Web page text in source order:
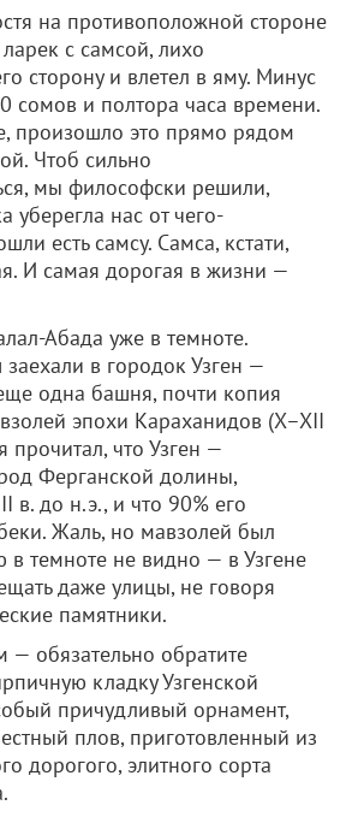
на противоположной стороне
с самсой, лихо
сторону и влетел в яму. Минус
сомов и полтора часа времени.
произошло это прямо рядом
Чтоб сильно
мы философски решили,
уберегла нас от чего-
есть самсу. Самса, кстати,
И самая дорогая в жизни —
Абада уже в темноте.
в городок Узген —
одна башня, почти копия
эпохи Караханидов (X–XII
прочитал, что Узген —
Ферганской долины,
в. до н.э., и что 90% его
Жаль, но мавзолей был
в темноте не видно — в Узгене
даже улицы, не говоря
памятники.
— обязательно обратите
кладку Узгенской
причудливый орнамент,
плов, приготовленный из
дорогого, элитного сорта